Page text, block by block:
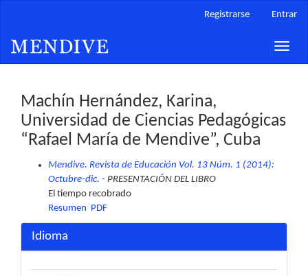
principal
Barra
Registrarse Entrar
Toggle
Machín Hernández, Karina,
Universidad de Ciencias Pedagógicas
“Rafael María de Mendive”, Cuba
Mendive. Revista de Educación Vol. 13 Núm. 1 (2014):
Octubre-dic. - PRESENTACIÓN DEL LIBRO
El tiempo recobrado
Resumen PDF
Idioma